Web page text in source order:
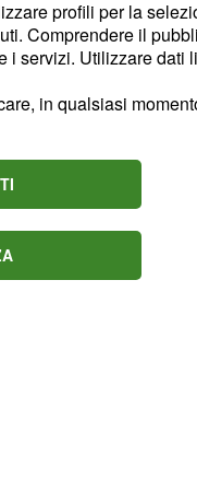
profili per la
Comprendere il
servizi. Utilizzare dati
in qualsiasi